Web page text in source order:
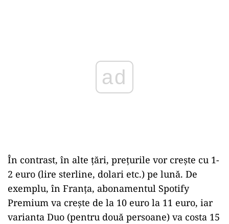
În contrast, în alte țări, prețurile vor crește cu 1-
2 euro (lire sterline, dolari etc.) pe lună. De
exemplu, în Franța, abonamentul Spotify
Premium va crește de la 10 euro la 11 euro, iar
varianta Duo (pentru două persoane) va costa 15